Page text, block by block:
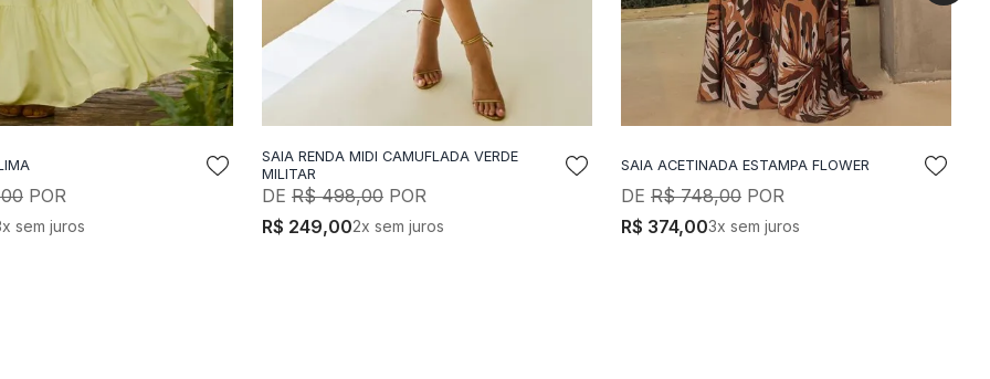
A SACOLA
00
x sem juros
ADICIONAR A SACOLA
SAIA RENDA MIDI CAMUFLADA VERDE
MILITAR
R$ 498,00
R$ 249,002x sem juros
ADICIONAR A SACOLA
SAIA ACETINADA ESTAMPA FLOWER
R$ 748,00
R$ 374,003x sem juros